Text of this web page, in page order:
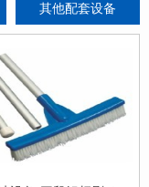
其他配套设备